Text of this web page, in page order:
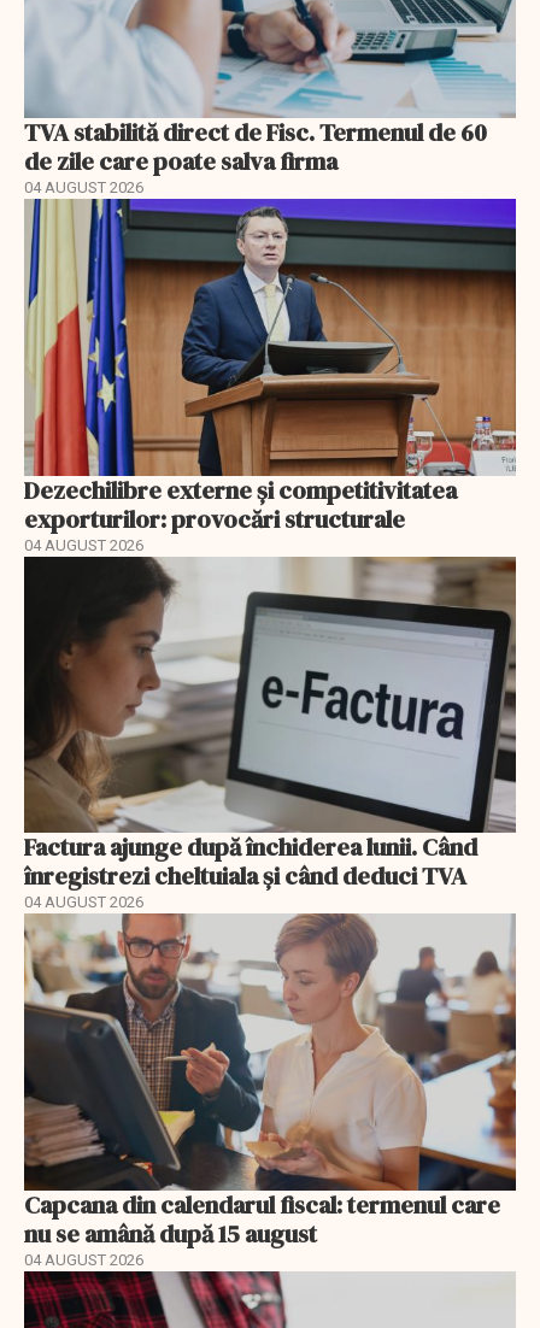
TVA stabilită direct de Fisc. Termenul de 60
de zile care poate salva firma
04 AUGUST 2026
Dezechilibre externe și competitivitatea
exporturilor: provocări structurale
04 AUGUST 2026
Factura ajunge după închiderea lunii. Când
înregistrezi cheltuiala și când deduci TVA
04 AUGUST 2026
Capcana din calendarul fiscal: termenul care
nu se amână după 15 august
04 AUGUST 2026